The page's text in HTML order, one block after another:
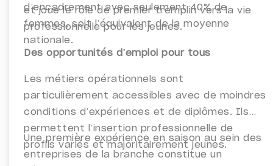
d’encadrement avec seulement 40% de
femmes, soit l’équivalent de la moyenne
nationale.
et joue le rôle de premier tremplin vers la vie
professionnelle pour les jeunes.
Des opportunités d’emploi pour tous
Les métiers opérationnels sont
particulièrement accessibles avec de moindres
conditions d’expériences et de diplômes. Ils
permettent l’insertion professionnelle de
profils variés et majoritairement jeunes.
Une première expérience en saison au sein des
entreprises de la branche constitue un